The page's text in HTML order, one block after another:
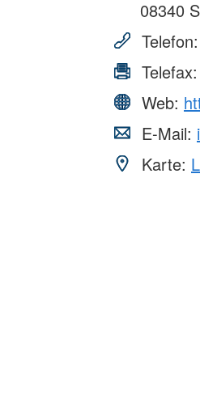
08340
Telefon:
Telefax:
Web:
E-Mail:
Karte: